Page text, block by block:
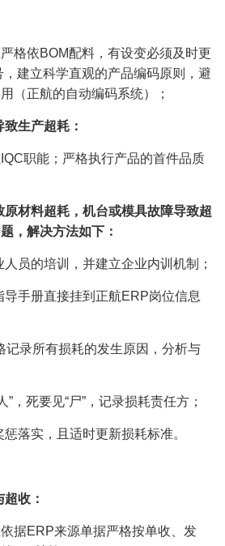
格依BOM配料，有设变必须及时更
建立科学直观的产品编码原则，避
（正航的自动编码系统）；
生产超耗：
职能；严格执行产品的首件品质
原材料超耗，机台或模具故障导致超
，解决方法如下：
人员的培训，并建立企业内训机制；
导手册直接挂到正航ERP岗位信息
记录所有损耗的发生原因，分析与
”，死要见“尸”，记录损耗责任方；
惩落实，且适时更新损耗标准。
收：
据ERP来源单据严格按单收、发